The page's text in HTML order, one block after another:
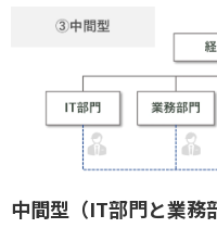
中間型（IT部門と業務